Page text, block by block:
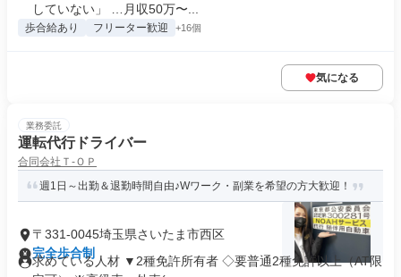
していない」 …月収50万〜...
歩合給あり フリーター歓迎 +16個
気になる
業務委託
運転代行ドライバー
合同会社Ｔ‐ＯＰ
週1日～出勤＆退勤時間自由♪Wワーク・副業を希望の方大歓迎！
〒331-0045埼玉県さいたま市西区
完全歩合制
求めている人材 ▼2種免許所有者 ◇要普通2種免許以上（AT限